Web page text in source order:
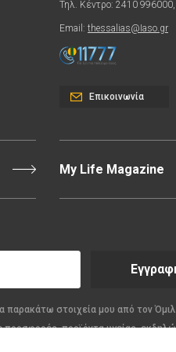
Τηλ. Κέντρο: 2410 996000,
Email: thessalias@Iaso.gr
Επικοινωνία
My Life Magazine
παρακάτω στοιχεία μου από τον
προϊόντα υγείας,